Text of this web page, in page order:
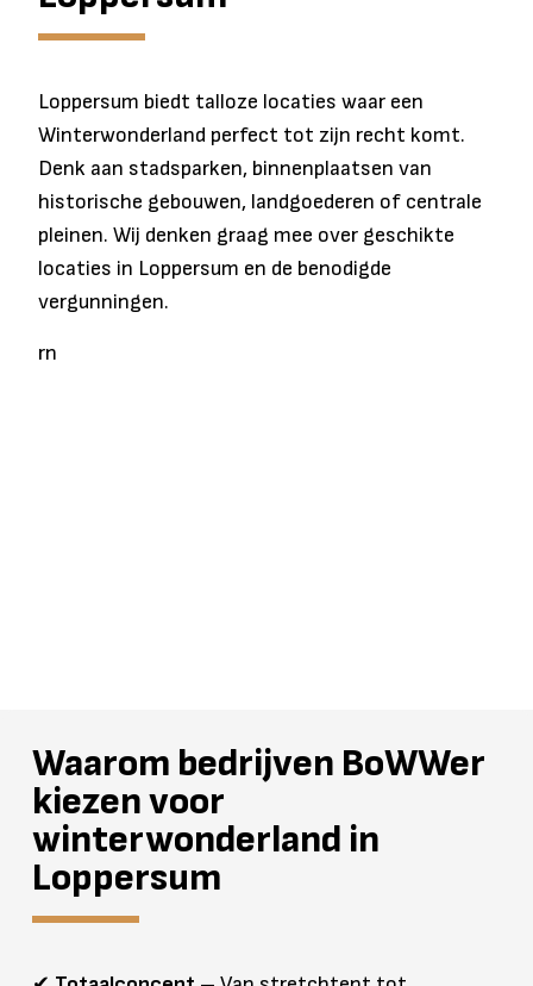
Loppersum biedt talloze locaties waar een
Winterwonderland perfect tot zijn recht komt.
Denk aan stadsparken, binnenplaatsen van
historische gebouwen, landgoederen of centrale
pleinen. Wij denken graag mee over geschikte
locaties in Loppersum en de benodigde
vergunningen.
rn
Waarom bedrijven BoWWer
kiezen voor
winterwonderland in
Loppersum